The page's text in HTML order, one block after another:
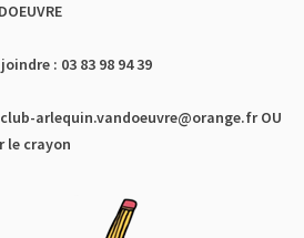
: 03 83 98 94 39
club-arlequin.vandoeuvre@orange.fr OU
le crayon